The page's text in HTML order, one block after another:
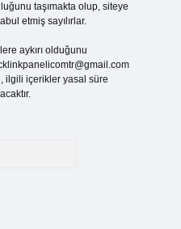
taşımakta olup, siteye
etmiş sayılırlar.
aykırı olduğunu
ilgili içerikler yasal süre